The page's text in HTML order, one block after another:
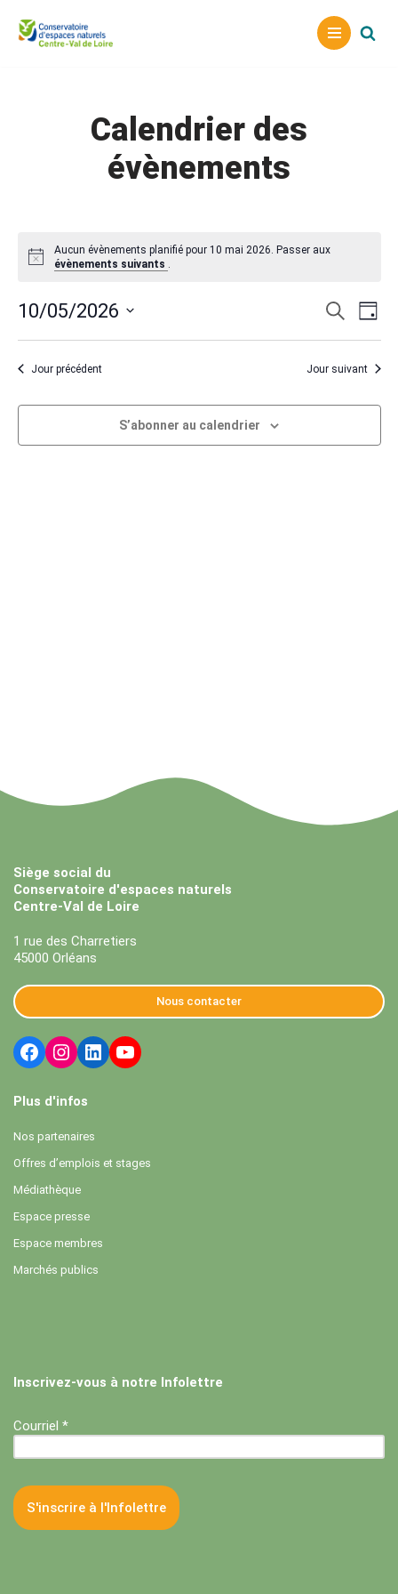
Aller
Calendrier des
évènements
Aucun évènements planifié pour 10 mai 2026. Passer aux
évènements suivants .
et
de
vues
Recherche
de
Jour
10/05/2026
date.
Jour précédent Jour suivant
S’abonner au calendrier
Siège social du
Conservatoire d'espaces naturels
Centre-Val de Loire
1 rue des Charretiers
45000 Orléans
Nous contacter
Plus d'infos
Nos partenaires
Offres d’emplois et stages
Médiathèque
Espace presse
Espace membres
Marchés publics
Inscrivez-vous à notre Infolettre
Courriel *